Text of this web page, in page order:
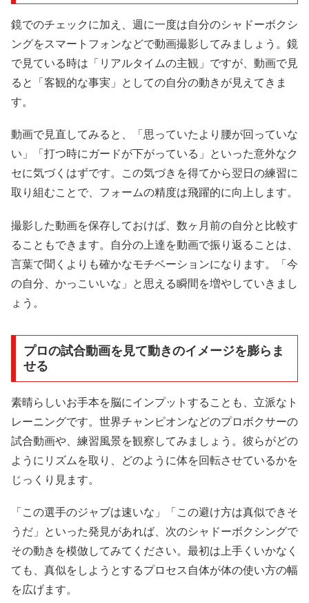
鏡でのチェックに加え、週に一度は自分のシャドーボクシ
ングをスマートフォンなどで動画撮影してみましょう。鏡
で見ている時は「リアルタイムの主観」ですが、動画で見
ると「客観的な事実」としての自分の動きが見えてきま
す。
動画で見直してみると、「思っていたより腰が回っていな
い」「打つ時にガードが下がっている」といった意外なク
セに気づくはずです。この気づきを得てから翌日の練習に
取り組むことで、フォームの精度は飛躍的に向上します。
撮影した動画を保存しておけば、数ヶ月前の自分と比較す
ることもできます。自分の上達を動画で振り返ることは、
言葉で聞くよりも確かなモチベーションになります。「今
の自分、かっこいいな」と思える瞬間を増やしていきまし
ょう。
プロの試合動画を見て動きのイメージを膨らま
せる
素晴らしいお手本を脳にインプットすることも、立派なト
レーニングです。世界チャンピオンなどのプロボクサーの
試合動画や、練習風景を観察してみましょう。彼らがどの
ようにリズムを取り、どのように体を回転させているかを
じっくり見ます。
「この選手のジャブは速いな」「この避け方は真似できそ
うだ」といった発見があれば、次のシャドーボクシングで
その動きを模倣してみてください。最初は上手くいかなく
ても、真似をしようとするプロセス自体が体の使い方の幅
を広げます。